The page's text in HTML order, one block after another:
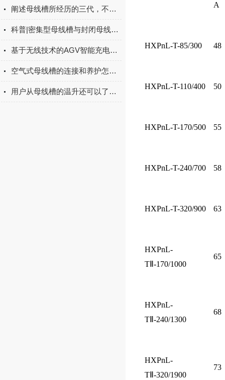
阐述母线槽所经历的三代，不得不涨的知识！
科普|密集型母线槽与封闭母线槽的特点说明
基于无线技术的AGV智能充电系统探索与实践
空气式母线槽的连接和养护怎样做好？
用户从母线槽的温升还可以了解到哪些问题？
A
HXPnL-T-85/300 48
HXPnL-T-110/400 50
HXPnL-T-170/500 55
HXPnL-T-240/700 58
HXPnL-T-320/900 63
HXPnL-
TⅡ-170/1000
65
HXPnL-
TⅡ-240/1300
68
HXPnL-
TⅡ-320/1900
73